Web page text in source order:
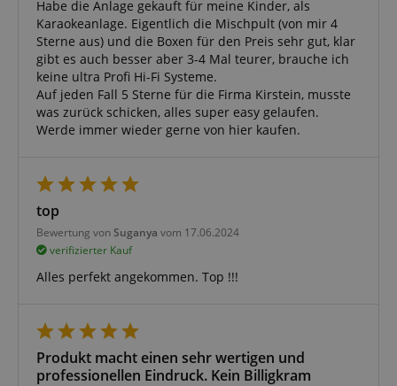
Habe die Anlage gekauft für meine Kinder, als
Karaokeanlage. Eigentlich die Mischpult (von mir 4
Sterne aus) und die Boxen für den Preis sehr gut, klar
gibt es auch besser aber 3-4 Mal teurer, brauche ich
keine ultra Profi Hi-Fi Systeme.
Auf jeden Fall 5 Sterne für die Firma Kirstein, musste
was zurück schicken, alles super easy gelaufen.
Werde immer wieder gerne von hier kaufen.
top
Bewertung von Suganya vom 17.06.2024
verifizierter Kauf
Alles perfekt angekommen. Top !!!
Produkt macht einen sehr wertigen und
professionellen Eindruck. Kein Billigkram